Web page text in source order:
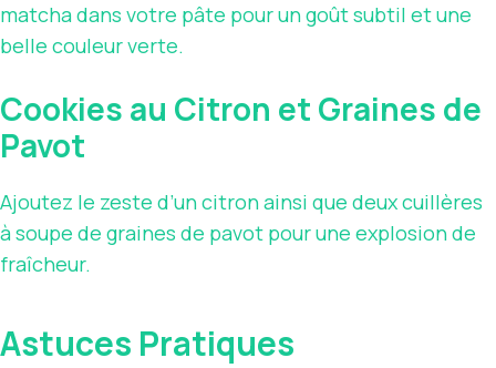
matcha dans votre pâte pour un goût subtil et une
belle couleur verte.
Cookies au Citron et Graines de
Pavot
Ajoutez le zeste d’un citron ainsi que deux cuillères
à soupe de graines de pavot pour une explosion de
fraîcheur.
Astuces Pratiques